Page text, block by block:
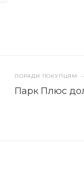
ПОРАДИ ПОКУПЦЯМ
Парк Плюс